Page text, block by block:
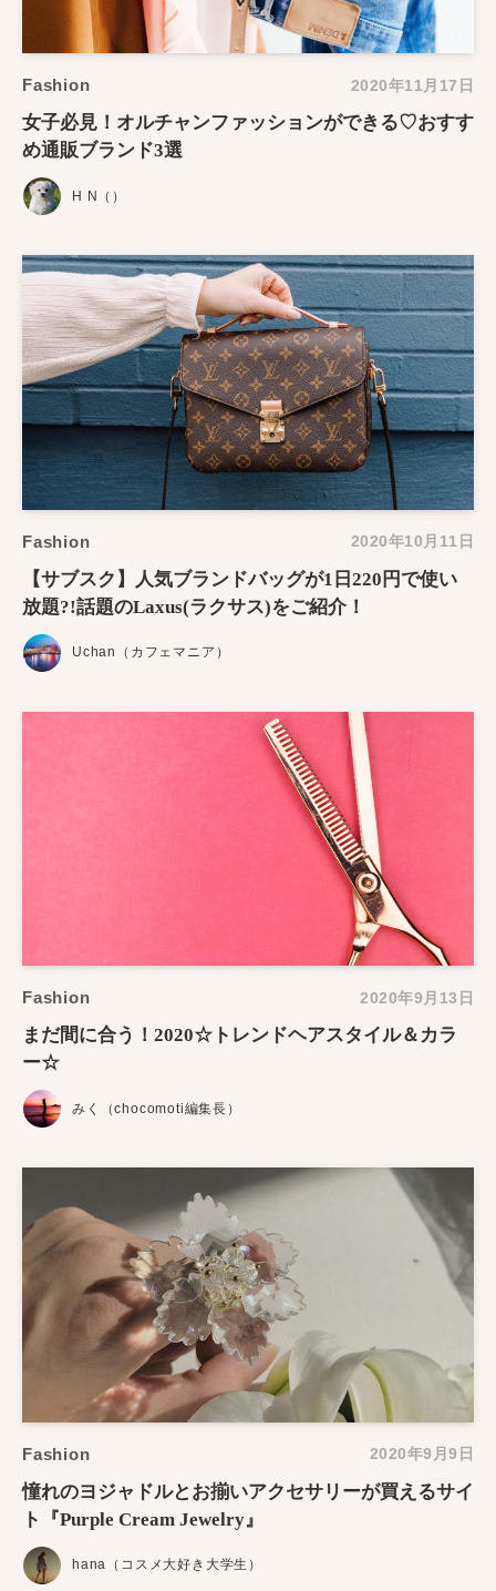
Fashion 2020年11月17日
女子必見！オルチャンファッションができる♡おすす
め通販ブランド3選
H N（）
Fashion 2020年10月11日
【サブスク】人気ブランドバッグが1日220円で使い
放題?!話題のLaxus(ラクサス)をご紹介！
Uchan（カフェマニア）
Fashion 2020年9月13日
まだ間に合う！2020☆トレンドヘアスタイル＆カラ
ー☆
みく（chocomoti編集長）
Fashion 2020年9月9日
憧れのヨジャドルとお揃いアクセサリーが買えるサイ
ト『Purple Cream Jewelry』
hana（コスメ大好き大学生）